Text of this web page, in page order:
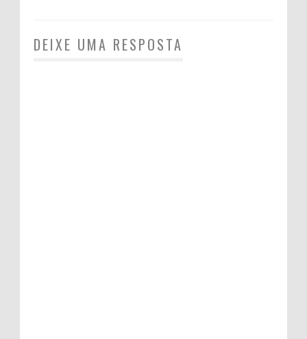
DEIXE UMA RESPOSTA